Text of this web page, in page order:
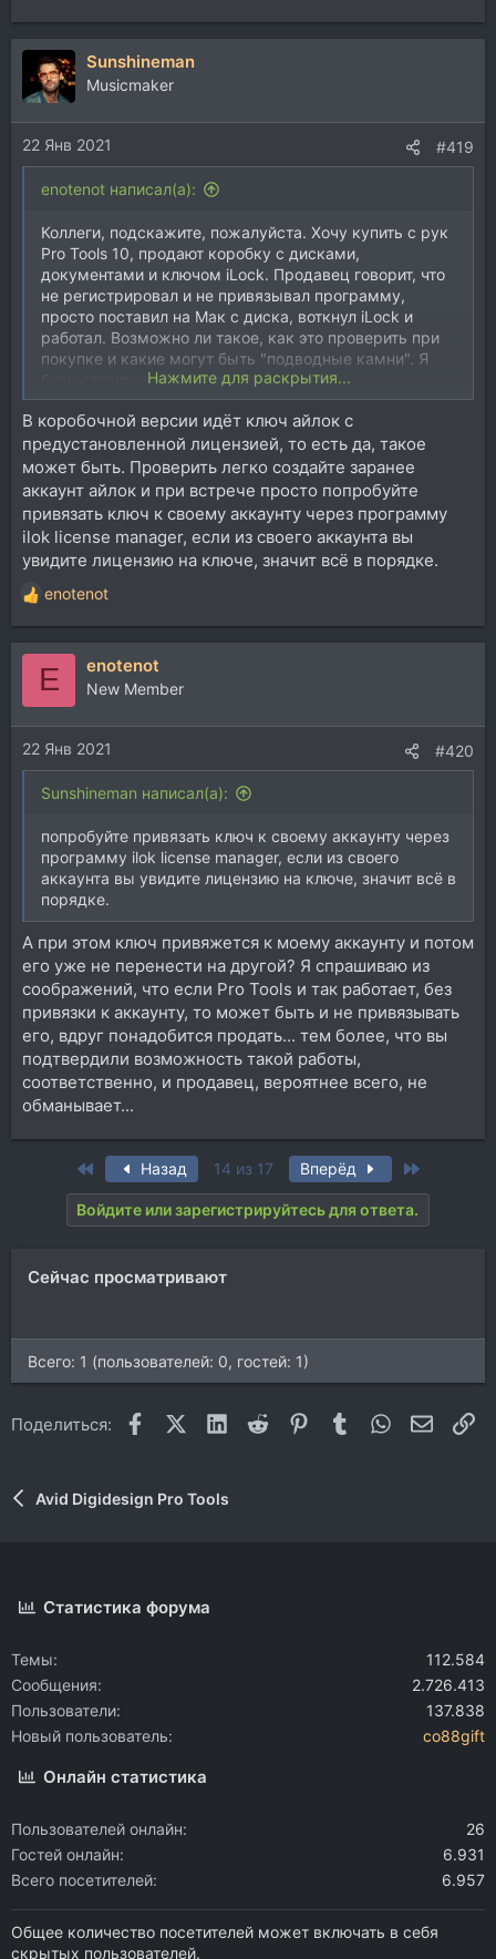
Sunshineman
Musicmaker
22 Янв 2021 #419
enotenot написал(а):
Коллеги, подскажите, пожалуйста. Хочу купить с рук
Pro Tools 10, продают коробку с дисками,
документами и ключом iLock. Продавец говорит, что
не регистрировал и не привязывал программу,
просто поставил на Мак с диска, воткнул iLock и
работал. Возможно ли такое, как это проверить при
покупке и какие могут быть "подводные камни". Я
буду ставить на Windows. Смогу ли я
зарегистрировать её на свой аккаунт Avid? Спасибо
всем заранее!
Нажмите для раскрытия...
В коробочной версии идёт ключ айлок с
предустановленной лицензией, то есть да, такое
может быть. Проверить легко создайте заранее
аккаунт айлок и при встрече просто попробуйте
привязать ключ к своему аккаунту через программу
ilok license manager, если из своего аккаунта вы
увидите лицензию на ключе, значит всё в порядке.
Р
е
а
и
и
:
enotenot
E enotenot
New Member
22 Янв 2021 #420
Sunshineman написал(а):
попробуйте привязать ключ к своему аккаунту через
программу ilok license manager, если из своего
аккаунта вы увидите лицензию на ключе, значит всё в
порядке.
А при этом ключ привяжется к моему аккаунту и потом
его уже не перенести на другой? Я спрашиваю из
соображений, что если Pro Tools и так работает, без
привязки к аккаунту, то может быть и не привязывать
его, вдруг понадобится продать... тем более, что вы
подтвердили возможность такой работы,
соответственно, и продавец, вероятнее всего, не
обманывает...
First Назад 14 из 17 Вперёд
Войдите или зарегистрируйтесь для ответа.
Сейчас просматривают
Всего: 1 (пользователей: 0, гостей: 1)
Поделиться: FacebookX (Twitter)
LinkedIn
Reddit Pinterest
Tumblr WhatsApp
Avid Digidesign Pro Tools
Статистика форума
Темы
112.584
Сообщения
2.726.413
Пользователи
137.838
Новый пользователь
co88gift
Онлайн статистика
Пользователей онлайн
26
Гостей онлайн
6.931
Всего посетителей
6.957
Общее количество посетителей может включать в себя
скрытых пользователей.